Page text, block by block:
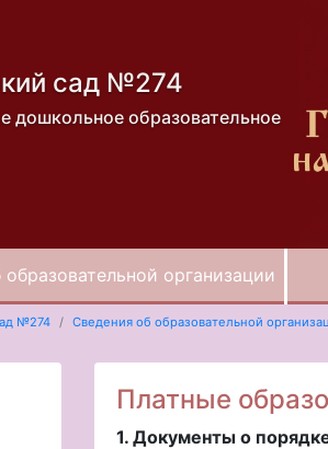
сад №274
дошкольное образовательное
организации
№274
Сведения об образовательной
Платные
1. Документы о